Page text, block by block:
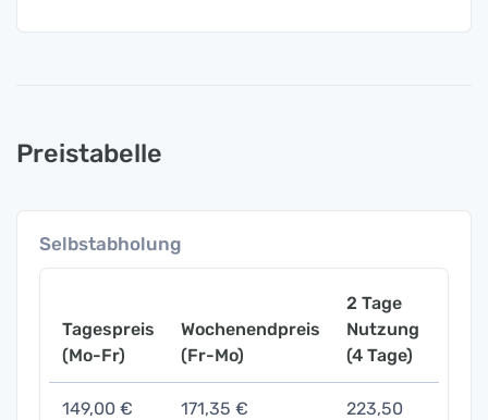
Preistabelle
Selbstabholung
Tagespreis
(Mo-Fr)
Wochenendpreis
(Fr-Mo)
2 Tage
Nutzung
(4 Tage)
149,00 € 171,35 €
223,50